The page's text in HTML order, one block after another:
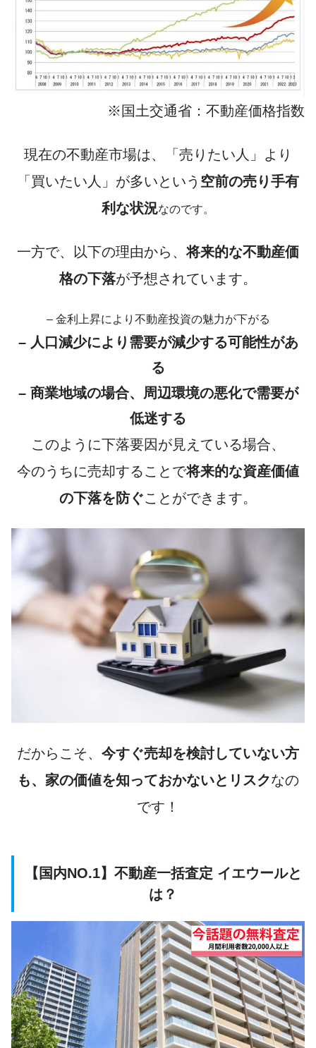
※国土交通省：不動産価格指数
現在の不動産市場は、
「売りたい人」より
「買いたい人」が多いという 空前の売り手有
利な状況なのです。
一方で、以下の理由から、将来的な不動産価
格の下落が予想されています。
– 金利上昇により不動産投資の魅力が下がる
– 人口減少により需要が減少する可能性があ
る
– 商業地域の場合、周辺環境の悪化で需要が
低迷する
このように下落要因が見えている場合、
今のうちに売却することで将来的な資産価値
の下落を防ぐことができます。
だからこそ、 今すぐ売却を検討していない方
も、 家の価値を知っておかないとリスクなの
です！
【国内NO.1】不動産一括査定 イエウールと
は？